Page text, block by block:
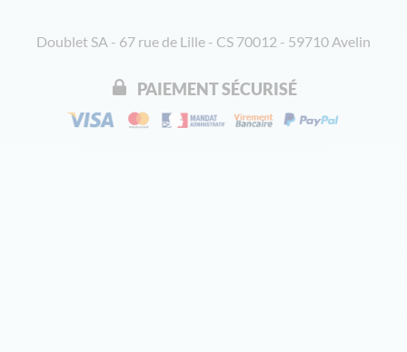
Doublet SA - 67 rue de Lille - CS 70012 - 59710 Avelin
PAIEMENT SÉCURISÉ